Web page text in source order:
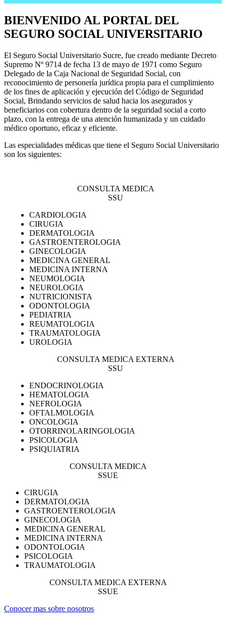
BIENVENIDO AL PORTAL DEL
SEGURO SOCIAL UNIVERSITARIO
El Seguro Social Universitario Sucre, fue creado mediante Decreto
Supremo Nº 9714 de fecha 13 de mayo de 1971 como Seguro
Delegado de la Caja Nacional de Seguridad Social, con
reconocimiento de personería jurídica propia para el cumplimiento
de los fines de aplicación y ejecución del Código de Seguridad
Social, Brindando servicios de salud hacia los asegurados y
beneficiarios con cobertura dentro de la seguridad social a corto
plazo, con la entrega de una atención humanizada y un cuidado
médico oportuno, eficaz y eficiente.
Las especialidades médicas que tiene el Seguro Social Universitario
son los siguientes:
CONSULTA MEDICA
SSU
CARDIOLOGIA
CIRUGIA
DERMATOLOGIA
GASTROENTEROLOGIA
GINECOLOGIA
MEDICINA GENERAL
MEDICINA INTERNA
NEUMOLOGIA
NEUROLOGIA
NUTRICIONISTA
ODONTOLOGIA
PEDIATRIA
REUMATOLOGIA
TRAUMATOLOGIA
UROLOGIA
CONSULTA MEDICA EXTERNA
SSU
ENDOCRINOLOGIA
HEMATOLOGIA
NEFROLOGIA
OFTALMOLOGIA
ONCOLOGIA
OTORRINOLARINGOLOGIA
PSICOLOGIA
PSIQUIATRIA
CONSULTA MEDICA
SSUE
CIRUGIA
DERMATOLOGIA
GASTROENTEROLOGIA
GINECOLOGIA
MEDICINA GENERAL
MEDICINA INTERNA
ODONTOLOGIA
PSICOLOGIA
TRAUMATOLOGIA
CONSULTA MEDICA EXTERNA
SSUE
Conocer mas sobre nosotros